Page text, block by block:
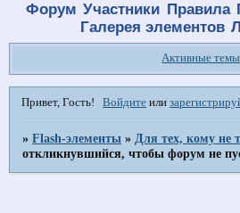
Форум Участники Правила
Галерея элементов
Активные темы
Привет, Гость! Войдите или
»Flash-элементы »Для тех, кому не
откликнувшийся, чтобы форум не